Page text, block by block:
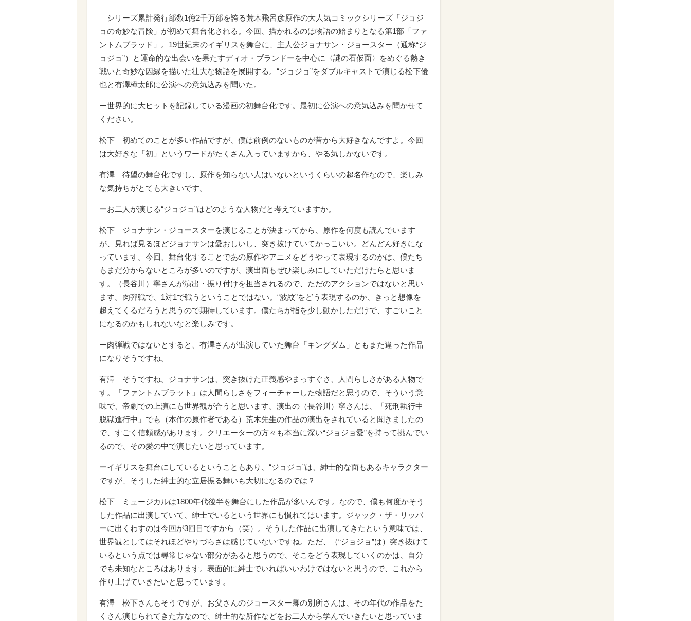
シリーズ累計発行部数1億2千万部を誇る荒木飛呂彦原作の大人気コミックシリーズ「ジョジ
ョの奇妙な冒険」が初めて舞台化される。今回、描かれるのは物語の始まりとなる第1部「ファ
ントムブラッド」。19世紀末のイギリスを舞台に、主人公ジョナサン・ジョースター（通称“ジ
ョジョ”）と運命的な出会いを果たすディオ・ブランドーを中心に〈謎の石仮面〉をめぐる熱き
戦いと奇妙な因縁を描いた壮大な物語を展開する。“ジョジョ”をダブルキャストで演じる松下優
也と有澤樟太郎に公演への意気込みを聞いた。
ー世界的に大ヒットを記録している漫画の初舞台化です。最初に公演への意気込みを聞かせて
ください。
松下 初めてのことが多い作品ですが、僕は前例のないものが昔から大好きなんですよ。今回
は大好きな「初」というワードがたくさん入っていますから、やる気しかないです。
有澤 待望の舞台化ですし、原作を知らない人はいないというくらいの超名作なので、楽しみ
な気持ちがとても大きいです。
ーお二人が演じる“ジョジョ”はどのような人物だと考えていますか。
松下 ジョナサン・ジョースターを演じることが決まってから、原作を何度も読んでいます
が、見れば見るほどジョナサンは愛おしいし、突き抜けていてかっこいい。どんどん好きにな
っています。今回、舞台化することであの原作やアニメをどうやって表現するのかは、僕たち
もまだ分からないところが多いのですが、演出面もぜひ楽しみにしていただけたらと思いま
す。（長谷川）寧さんが演出・振り付けを担当されるので、ただのアクションではないと思い
ます。肉弾戦で、1対1で戦うということではない。“波紋”をどう表現するのか、きっと想像を
超えてくるだろうと思うので期待しています。僕たちが指を少し動かしただけで、すごいこと
になるのかもしれないなと楽しみです。
ー肉弾戦ではないとすると、有澤さんが出演していた舞台「キングダム」ともまた違った作品
になりそうですね。
有澤 そうですね。ジョナサンは、突き抜けた正義感やまっすぐさ、人間らしさがある人物で
す。「ファントムブラット」は人間らしさをフィーチャーした物語だと思うので、そういう意
味で、帝劇での上演にも世界観が合うと思います。演出の（長谷川）寧さんは、「死刑執行中
脱獄進行中」でも（本作の原作者である）荒木先生の作品の演出をされていると聞きましたの
で、すごく信頼感があります。クリエーターの方々も本当に深い“ジョジョ愛”を持って挑んでい
るので、その愛の中で演じたいと思っています。
ーイギリスを舞台にしているということもあり、“ジョジョ”は、紳士的な面もあるキャラクター
ですが、そうした紳士的な立居振る舞いも大切になるのでは？
松下 ミュージカルは1800年代後半を舞台にした作品が多いんです。なので、僕も何度かそう
した作品に出演していて、紳士でいるという世界にも慣れてはいます。ジャック・ザ・リッパ
ーに出くわすのは今回が3回目ですから（笑）。そうした作品に出演してきたという意味では、
世界観としてはそれほどやりづらさは感じていないですね。ただ、（“ジョジョ”は）突き抜けて
いるという点では尋常じゃない部分があると思うので、そこをどう表現していくのかは、自分
でも未知なところはあります。表面的に紳士でいればいいわけではないと思うので、これから
作り上げていきたいと思っています。
有澤 松下さんもそうですが、お父さんのジョースター卿の別所さんは、その年代の作品をた
くさん演じられてきた方なので、紳士的な所作などをお二人から学んでいきたいと思っていま